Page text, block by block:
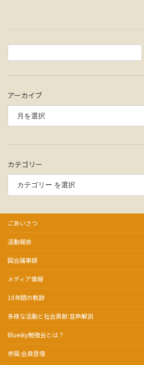
アーカイブ
カテゴリー
ごあいさつ
活動報告
国会議事録
メディア情報
18年間の軌跡
多様な活動と社会貢献:音声解説
Bluesky勉強会とは？
参風:会員登壇